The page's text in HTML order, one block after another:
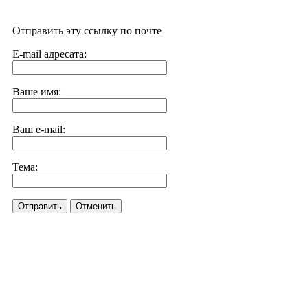
Отправить эту ссылку по почте
E-mail адресата:
Ваше имя:
Ваш e-mail:
Тема:
Отправить Отменить